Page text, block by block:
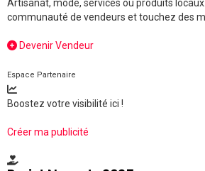
Artisanat, mode, services ou produits
communauté de vendeurs et touchez des
Devenir Vendeur
Espace Partenaire
Boostez votre visibilité ici !
Créer ma publicité